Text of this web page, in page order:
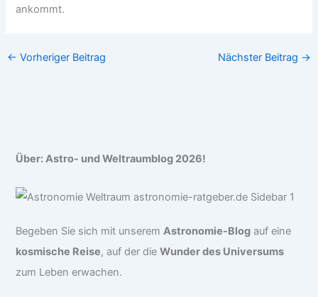
ankommt.
← Vorheriger Beitrag Nächster Beitrag →
Über: Astro- und Weltraumblog 2026!
Begeben Sie sich mit unserem Astronomie-Blog auf eine
kosmische Reise, auf der dieWunder des Universums
zum Leben erwachen.